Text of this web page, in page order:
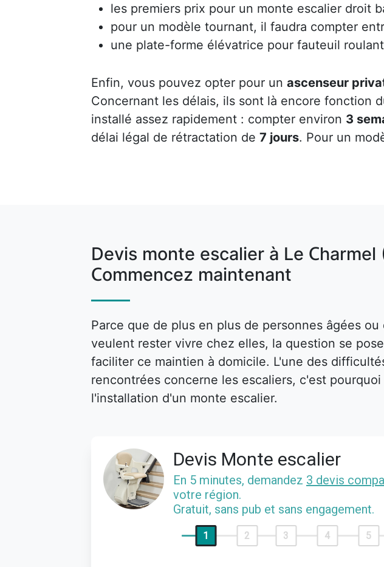
les premiers prix pour un monte escalier droit
pour un modèle tournant, il faudra compter
une plate-forme élévatrice pour fauteuil
Enfin, vous pouvez opter pour un ascenseur
Concernant les délais, ils sont là encore fonction
installé assez rapidement : compter environ 3
délai légal de rétractation de 7 jours. Pour un
Devis monte escalier à Le
Commencez maintenant
Parce que de plus en plus de personnes âgées
veulent rester vivre chez elles, la question se
faciliter ce maintien à domicile. L'une des
rencontrées concerne les escaliers, c'est
l'installation d'un monte escalier.
Devis Monte escalier
En 5 minutes, demandez 3 devis
votre région.
Gratuit, sans pub et sans engagement.
1 2 3 4 5